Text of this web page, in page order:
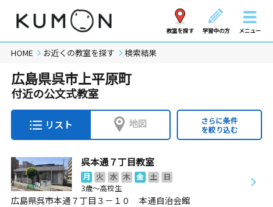
教室を探す 学習中の方 メニュー
HOME お近くの教室を探す 検索結果
広島県呉市上平原町
付近の公文式教室
リスト 地図
さらに条件
を絞り込む
呉本通７丁目教室
月 火 水 木 金 土
日
3歳～高校生
広島県呉市本通７丁目３－１０ 本通自治会館